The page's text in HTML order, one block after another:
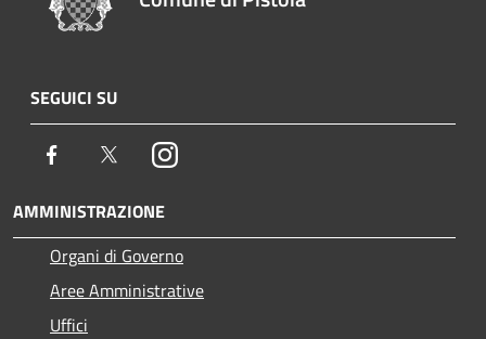
SEGUICI SU
Facebook TwitterInstagram
AMMINISTRAZIONE
Organi di Governo
Aree Amministrative
Uffici